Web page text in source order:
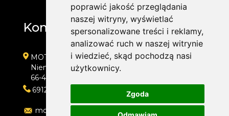
poprawić jakość przeglądania
naszej witryny, wyświetlać
spersonalizowane treści i reklamy,
analizować ruch w naszej witrynie
i wiedzieć, skąd pochodzą nasi
użytkownicy.
Zgoda
Kontakt
MOTOLAB WULKANIZACJA 24H
Niemcewicza 39
66-400 Gorzów Wielkopolski
691204767
motolab@onet.pl